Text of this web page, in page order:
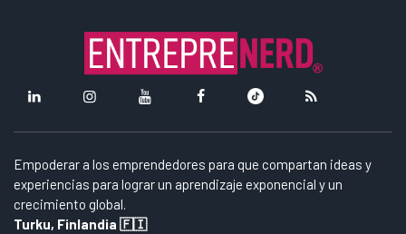
Empoderar a los emprendedores para que compartan ideas y
experiencias para lograr un aprendizaje exponencial y un
crecimiento global.
Turku, Finlandia 🇫🇮